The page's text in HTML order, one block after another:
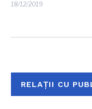
18/12/2019
RELAȚII CU